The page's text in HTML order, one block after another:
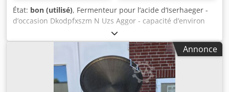
État: bon (utilisé), Fermenteur pour l’acide d’Iserhaeger -
d’occasion Dkodpfxszm N Uzs Aggor - capacité d’environ
300 litres - machine issue d’une production industrielle -
commande manuelle - sans garantie - prix : 2 000 €, EXW
Annonce